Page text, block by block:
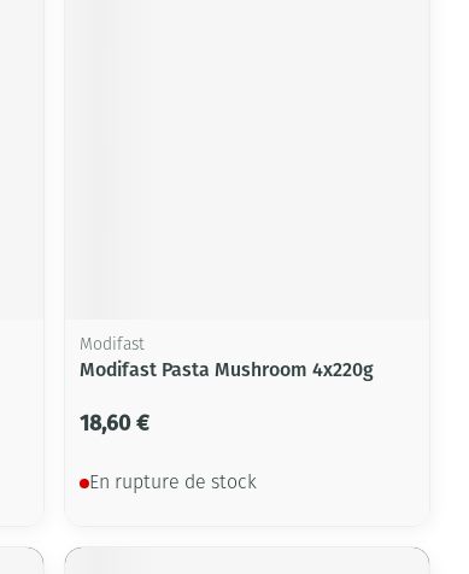
Modifast
Modifast Pasta Mushroom 4x220g
18,60 €
En rupture de stock